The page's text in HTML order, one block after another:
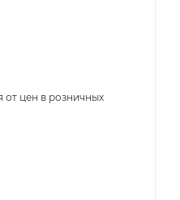
от цен в розничных